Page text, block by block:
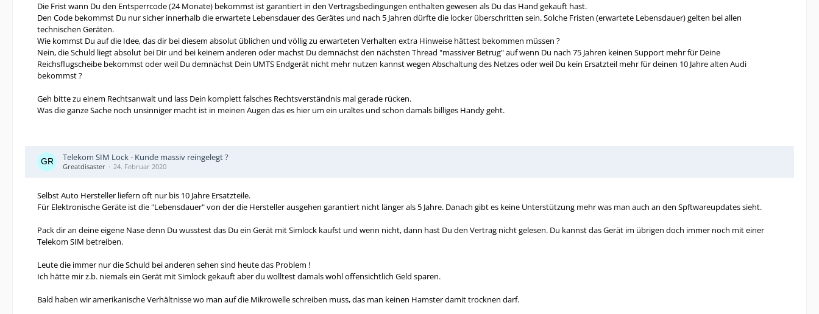
Die Frist wann Du den Entsperrcode (24 Monate) bekommst ist garantiert in den Vertragsbedingungen enthalten gewesen als Du das Hand gekauft hast.
Den Code bekommst Du nur sicher innerhalb die erwartete Lebensdauer des Gerätes und nach 5 Jahren dürfte die locker überschritten sein. Solche Fristen (erwartete Lebensdauer) gelten bei allen
technischen Geräten.
Wie kommst Du auf die Idee, das dir bei diesem absolut üblichen und völlig zu erwarteten Verhalten extra Hinweise hättest bekommen müssen ?
Nein, die Schuld liegt absolut bei Dir und bei keinem anderen oder machst Du demnächst den nächsten Thread "massiver Betrug" auf wenn Du nach 75 Jahren keinen Support mehr für Deine
Reichsflugscheibe bekommst oder weil Du demnächst Dein UMTS Endgerät nicht mehr nutzen kannst wegen Abschaltung des Netzes oder weil Du kein Ersatzteil mehr für deinen 10 Jahre alten Audi
bekommst ?
Geh bitte zu einem Rechtsanwalt und lass Dein komplett falsches Rechtsverständnis mal gerade rücken.
Was die ganze Sache noch unsinniger macht ist in meinen Augen das es hier um ein uraltes und schon damals billiges Handy geht.
Telekom SIM Lock - Kunde massiv reingelegt ?
Greatdisaster 24. Februar 2020
Selbst Auto Hersteller liefern oft nur bis 10 Jahre Ersatzteile.
Für Elektronische Geräte ist die "Lebensdauer" von der die Hersteller ausgehen garantiert nicht länger als 5 Jahre. Danach gibt es keine Unterstützung mehr was man auch an den Spftwareupdates sieht.
Pack dir an deine eigene Nase denn Du wusstest das Du ein Gerät mit Simlock kaufst und wenn nicht, dann hast Du den Vertrag nicht gelesen. Du kannst das Gerät im übrigen doch immer noch mit einer
Telekom SIM betreiben.
Leute die immer nur die Schuld bei anderen sehen sind heute das Problem !
Ich hätte mir z.b. niemals ein Gerät mit Simlock gekauft aber du wolltest damals wohl offensichtlich Geld sparen.
Bald haben wir amerikanische Verhältnisse wo man auf die Mikrowelle schreiben muss, das man keinen Hamster damit trocknen darf.